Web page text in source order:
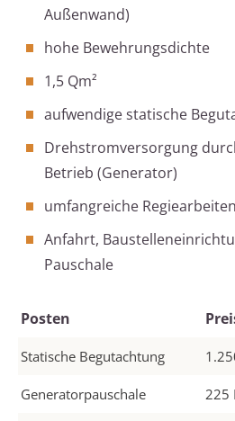
Außenwand)
hohe Bewehrungsdichte
1,5 Qm²
aufwendige statische
Drehstromversorgung
Betrieb (Generator)
umfangreiche
Anfahrt,
Pauschale
Posten
Statische Begutachtung
Generatorpauschale 225